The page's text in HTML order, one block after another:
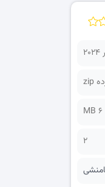
6 MB
2